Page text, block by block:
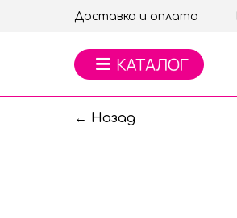
Доставка и оплата
← Назад